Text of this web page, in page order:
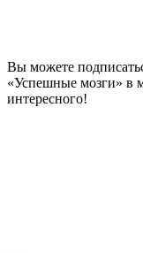
Вы можете
«Успешные мозги» в
интересного!